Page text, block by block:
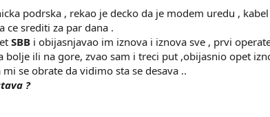
podrska , rekao je decko da je modem uredu ,
ce srediti za par dana .
SBB i obijasnjavao im iznova i iznova sve , prvi
ili na gore, zvao sam i treci put ,obijasnio opet
se obrate da vidimo sta se desava ..
?